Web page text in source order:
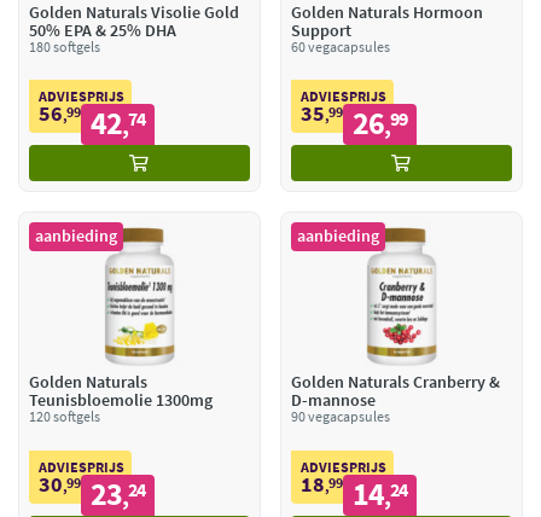
Golden Naturals Visolie Gold
50% EPA & 25% DHA
180 softgels
ADVIESPRIJS
56,99 42,74
Golden Naturals Hormoon
Support
60 vegacapsules
ADVIESPRIJS
35,99 26,99
aanbieding
Golden Naturals
Teunisbloemolie 1300mg
120 softgels
ADVIESPRIJS
30,99 23,24
aanbieding
Golden Naturals Cranberry &
D-mannose
90 vegacapsules
ADVIESPRIJS
18,99 14,24